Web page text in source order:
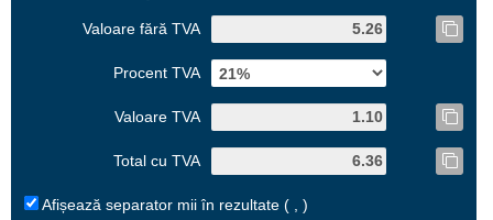
Valoare fără TVA
Procent TVA
Valoare TVA
Total cu TVA
Afișează separator mii în rezultate ( , )